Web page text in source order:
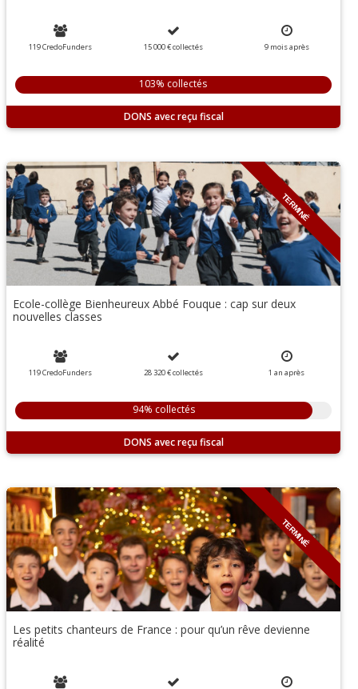
119 CredoFunders 15 000 €collectés 9moisaprès
103% collectés
DONS
TERMINÉ
Ecole-collège Bienheureux Abbé Fouque : cap sur deux
nouvelles classes
119 CredoFunders 28 320 €collectés 1 an après
94% collectés
DONS
TERMINÉ
Les petits chanteurs de France : pour qu’un rêve devienne
réalité